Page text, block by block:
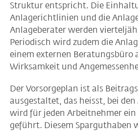
Struktur entspricht. Die
Anlagerichtlinien und die
Anlageberater werden
Periodisch wird zudem die
einem externen Beratungsbüro
Wirksamkeit und
Der Vorsorgeplan ist als
ausgestaltet, das heisst, bei
wird für jeden Arbeitnehmer ein
geführt. Diesem Sparguthaben